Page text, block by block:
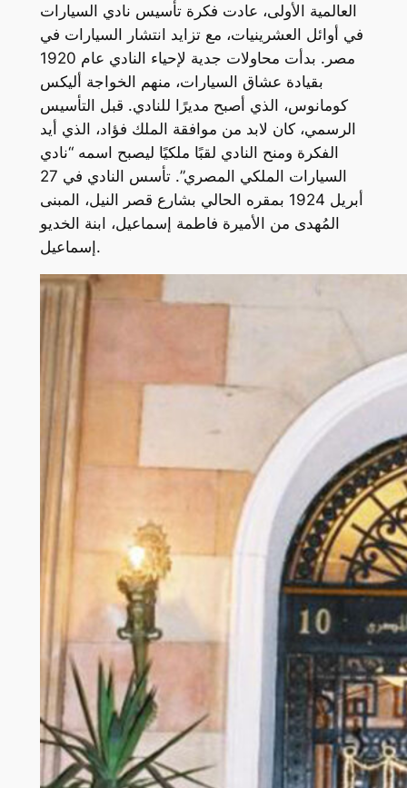
العالمية الأولى، عادت فكرة تأسيس نادي السيارات
في أوائل العشرينيات، مع تزايد انتشار السيارات في
مصر. بدأت محاولات جدية لإحياء النادي عام 1920
بقيادة عشاق السيارات، منهم الخواجة أليكس
كومانوس، الذي أصبح مديرًا للنادي. قبل التأسيس
الرسمي، كان لابد من موافقة الملك فؤاد، الذي أيد
الفكرة ومنح النادي لقبًا ملكيًا ليصبح اسمه “نادي
السيارات الملكي المصري”. تأسس النادي في 27
أبريل 1924 بمقره الحالي بشارع قصر النيل، المبنى
المُهدى من الأميرة فاطمة إسماعيل، ابنة الخديو
إسماعيل.